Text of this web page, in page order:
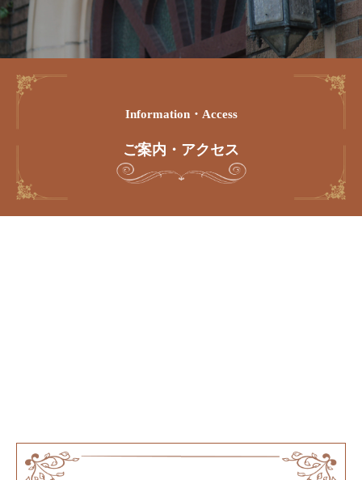
Information・access
ご案内・アクセス